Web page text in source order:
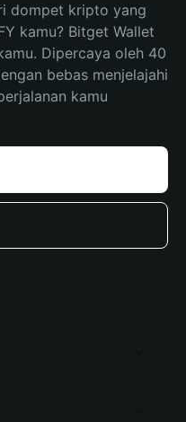
dompet kripto yang
kamu? Bitget Wallet
Dipercaya oleh 40
bebas menjelajahi
kamu